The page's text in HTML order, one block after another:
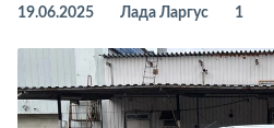
19.06.2025
Лада Ларгус
1